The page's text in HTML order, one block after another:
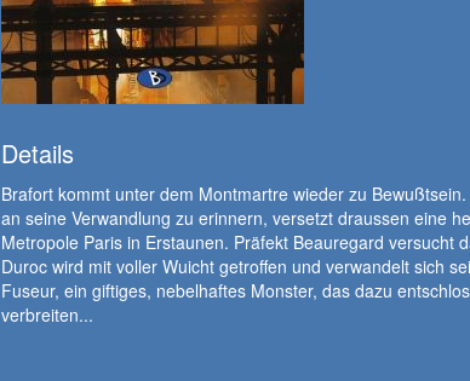
Details
Brafort kommt unter dem Montmartre wieder zu
an seine Verwandlung zu erinnern, versetzt draussen eine
Metropole Paris in Erstaunen. Präfekt Beauregard versucht
Duroc wird mit voller Wuicht getroffen und verwandelt sich
Fuseur, ein giftiges, nebelhaftes Monster, das dazu
verbreiten...